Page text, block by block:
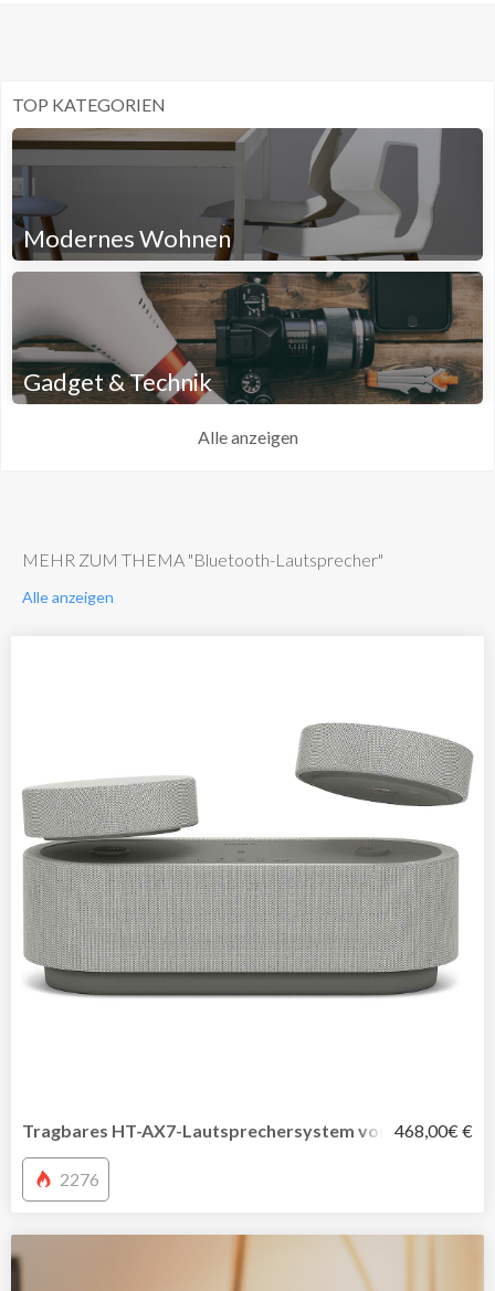
TOP KATEGORIEN
Modernes Wohnen
Gadget & Technik
Alle anzeigen
MEHR ZUM THEMA "Bluetooth-Lautsprecher"
Alle anzeigen
Tragbares HT-AX7-Lautsprechersystem von Sony für
468,00€ €
2276